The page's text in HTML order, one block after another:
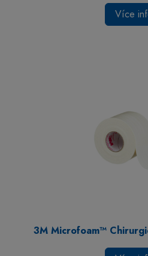
Více
3M Microfoam™